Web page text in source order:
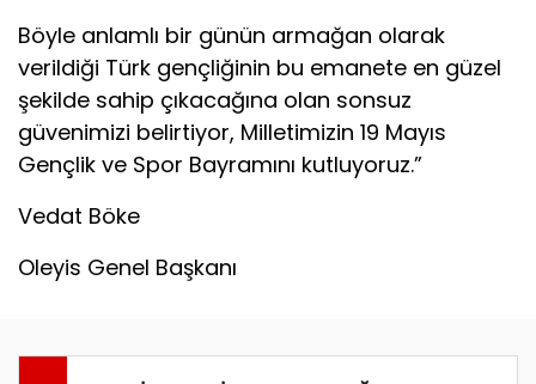
Böyle anlamlı bir günün armağan olarak
verildiği Türk gençliğinin bu emanete en güzel
şekilde sahip çıkacağına olan sonsuz
güvenimizi belirtiyor, Milletimizin 19 Mayıs
Gençlik ve Spor Bayramını kutluyoruz.”
Vedat Böke
Oleyis Genel Başkanı